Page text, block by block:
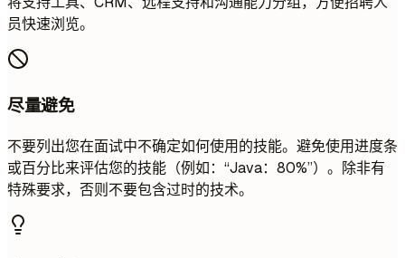
员快速浏览。
尽量避免
不要列出您在面试中不确定如何使用的技能。避免使用进度条
或百分比来评估您的技能（例如：“Java：80%”）。除非有
特殊要求，否则不要包含过时的技术。